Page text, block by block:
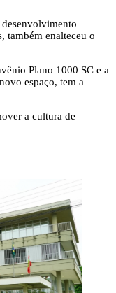
também enalteceu o
Plano 1000 SC e a
espaço, tem a
a cultura de